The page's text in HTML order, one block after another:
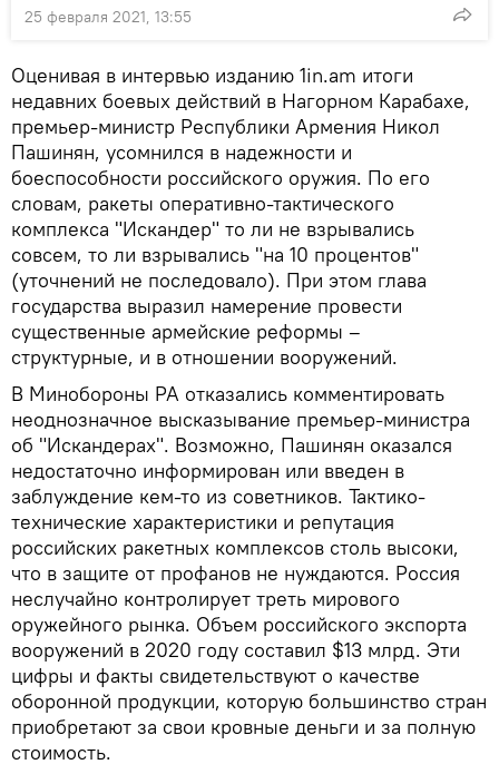
25 февраля 2021, 13:55
Оценивая в интервью изданию 1in.am итоги
недавних боевых действий в Нагорном Карабахе,
премьер-министр Республики Армения Никол
Пашинян, усомнился в надежности и
боеспособности российского оружия. По его
словам, ракеты оперативно-тактического
комплекса "Искандер" то ли не взрывались
совсем, то ли взрывались "на 10 процентов"
(уточнений не последовало). При этом глава
государства выразил намерение провести
существенные армейские реформы –
структурные, и в отношении вооружений.
В Минобороны РА отказались комментировать
неоднозначное высказывание премьер-министра
об "Искандерах". Возможно, Пашинян оказался
недостаточно информирован или введен в
заблуждение кем-то из советников. Тактико-
технические характеристики и репутация
российских ракетных комплексов столь высоки,
что в защите от профанов не нуждаются. Россия
неслучайно контролирует треть мирового
оружейного рынка. Объем российского экспорта
вооружений в 2020 году составил $13 млрд. Эти
цифры и факты свидетельствуют о качестве
оборонной продукции, которую большинство стран
приобретают за свои кровные деньги и за полную
стоимость.